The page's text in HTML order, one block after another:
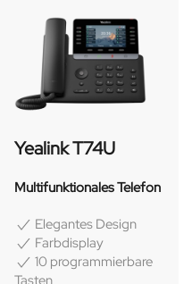
Yealink T74U
Multifunktionales Telefon
Elegantes Design
Farbdisplay
10 programmierbare